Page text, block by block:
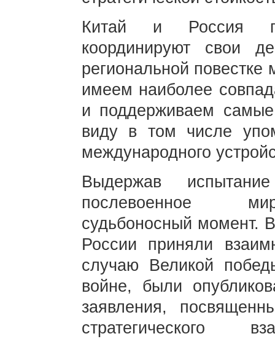
Китай и Россия
координируют свои
региональной
имеем наиболее
и поддерживаем
виду в том числе
международного
Выдержав
послевоенное
судьбоносный момент.
России приняли
случаю Великой
войне, были
заявления,
стратегического